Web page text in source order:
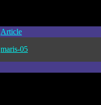
Article
maris-05